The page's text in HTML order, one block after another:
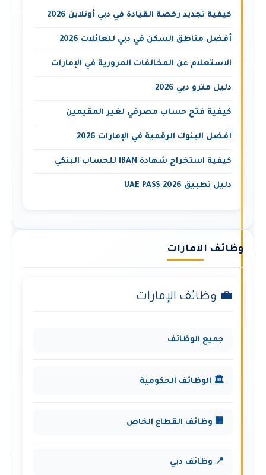
كيفية تجديد رخصة القيادة في دبي أونلاين 2026
أفضل مناطق السكن في دبي للعائلات 2026
الاستعلام عن المخالفات المرورية في الإمارات
دليل مترو دبي 2026
كيفية فتح حساب مصرفي لغير المقيمين
أفضل البنوك الرقمية في الإمارات 2026
كيفية استخراج شهادة IBAN للحساب البنكي
دليل تطبيق UAE PASS 2026
وظائف الامارات
💼 وظائف الإمارات
جميع الوظائف
🏛️ الوظائف الحكومية
🏢 وظائف القطاع الخاص
📍 وظائف دبي